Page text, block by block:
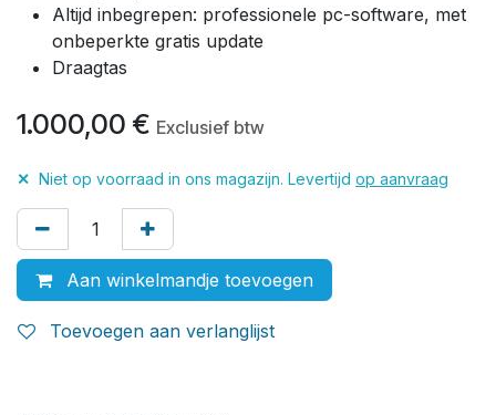
Altijd inbegrepen: professionele pc-software, met
onbeperkte gratis update
Draagtas
1.000,00 € Exclusief btw
✕ Niet op voorraad in ons magazijn. Levertijd op aanvraag
Aan winkelmandje toevoegen
Toevoegen aan verlanglijst